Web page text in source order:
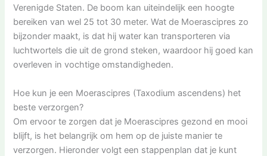
Verenigde Staten. De boom kan uiteindelijk een hoogte
bereiken van wel 25 tot 30 meter. Wat de Moerascipres zo
bijzonder maakt, is dat hij water kan transporteren via
luchtwortels die uit de grond steken, waardoor hij goed kan
overleven in vochtige omstandigheden.
Hoe kun je een Moerascipres (Taxodium ascendens) het
beste verzorgen?
Om ervoor te zorgen dat je Moerascipres gezond en mooi
blijft, is het belangrijk om hem op de juiste manier te
verzorgen. Hieronder volgt een stappenplan dat je kunt